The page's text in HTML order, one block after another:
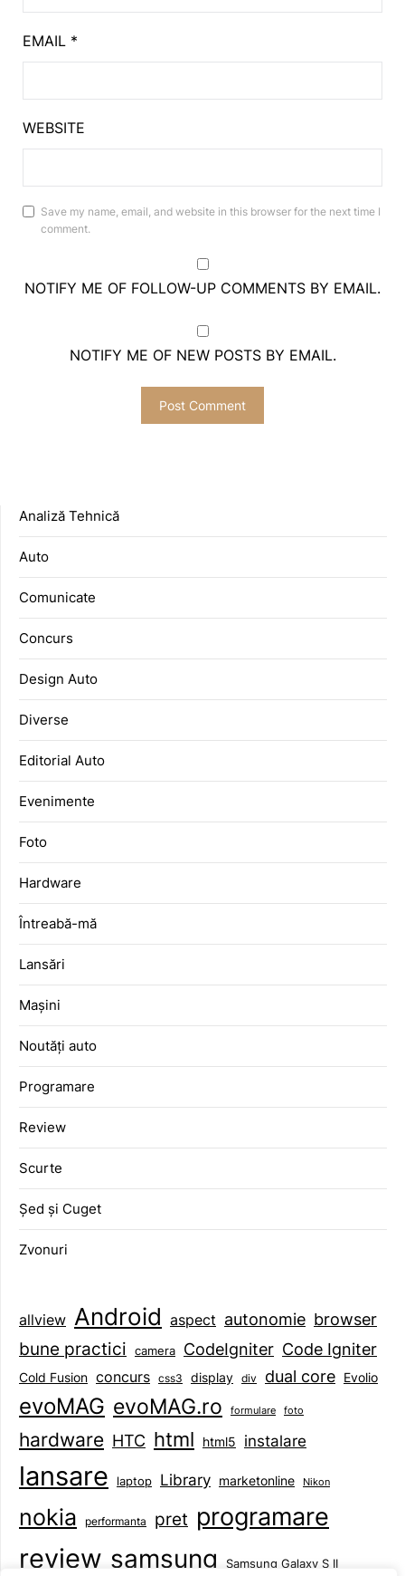
EMAIL *
WEBSITE
Save my name, email, and website in this browser for the next time I
comment.
NOTIFY ME OF FOLLOW-UP COMMENTS BY EMAIL.
NOTIFY ME OF NEW POSTS BY EMAIL.
Analiză Tehnică
Auto
Comunicate
Concurs
Design Auto
Diverse
Editorial Auto
Evenimente
Foto
Hardware
Întreabă-mă
Lansări
Mașini
Noutăți auto
Programare
Review
Scurte
Șed și Cuget
Zvonuri
allview Android aspect autonomie browser
bune practici camera CodeIgniter Code Igniter
Cold Fusion concurs css3 display div dual core Evolio
evoMAG evoMAG.ro formulare foto
hardware HTC html html5 instalare
lansare laptop Library marketonline Nikon
nokia performanta pret programare
review samsung Samsung Galaxy S II